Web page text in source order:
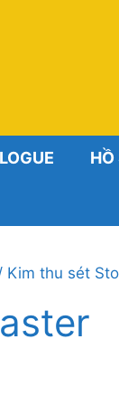
HỒ
Kim thu sét